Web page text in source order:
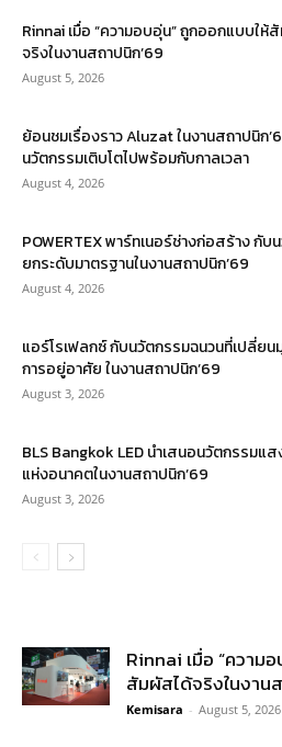
Rinnai เมื่อ “ความอบอุ่น” ถูกออกแบบให้
จริงในงานสถาปนิก’69
August 5, 2026
ย้อนชมเรื่องราว Aluzat ในงานสถาปนิก
นวัตกรรมเติบโตไปพร้อมกับกาลเวลา
August 4, 2026
POWERTEX พาร์ทเนอร์ช่างก่อสร้าง กับ
ยกระดับมาตรฐานในงานสถาปนิก’69
August 4, 2026
แอร์โรเฟลกซ์ กับนวัตกรรมฉนวนที่เปลี่ยน
การอยู่อาศัย ในงานสถาปนิก’69
August 3, 2026
BLS Bangkok LED นำเสนอนวัตกรรมแ
แห่งอนาคตในงานสถาปนิก’69
August 3, 2026
Rinnai เมื่อ “ความ
สัมผัสได้จริงในงาน
Kemisara - August 5, 2026